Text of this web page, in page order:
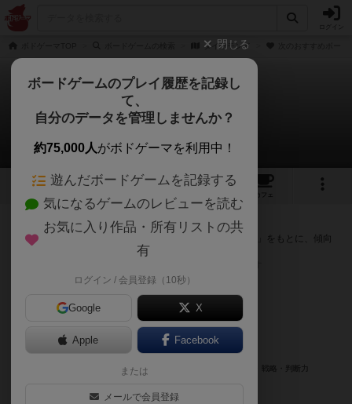
ダイヤモンド
ダイヤモンド
次のおすすめボードゲーム
3 3
カフェ
『ダイヤモンド』が好きな方へのおすすめ
このゲームのトップページで投票された「プレイ感の評価」をもとに、傾向
が近いボードゲームをランキング形式で紹介します。
閉じる
ボードゲームのプレイ履歴を記録し
て、
自分のデータを管理しませんか？
約75,000人がボドゲーマを利用中！
遊んだボードゲームを記録する
気になるゲームのレビューを読む
お気に入り作品・所有リストの共
有
ログイン / 会員登録（10秒）
Google X
Apple Facebook
または
メールで会員登録